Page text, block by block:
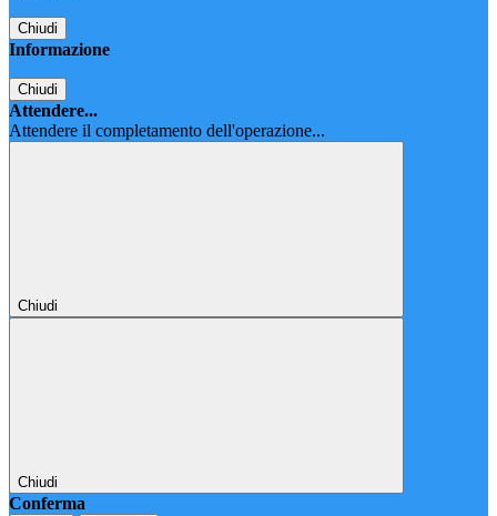
Chiudi
Informazione
Chiudi
Attendere...
Attendere il completamento dell'operazione...
Chiudi
Chiudi
Conferma